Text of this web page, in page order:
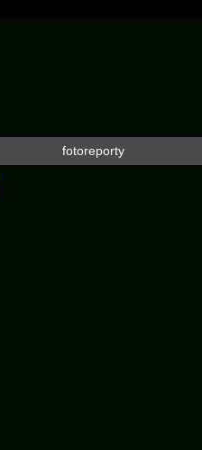
fotoreporty